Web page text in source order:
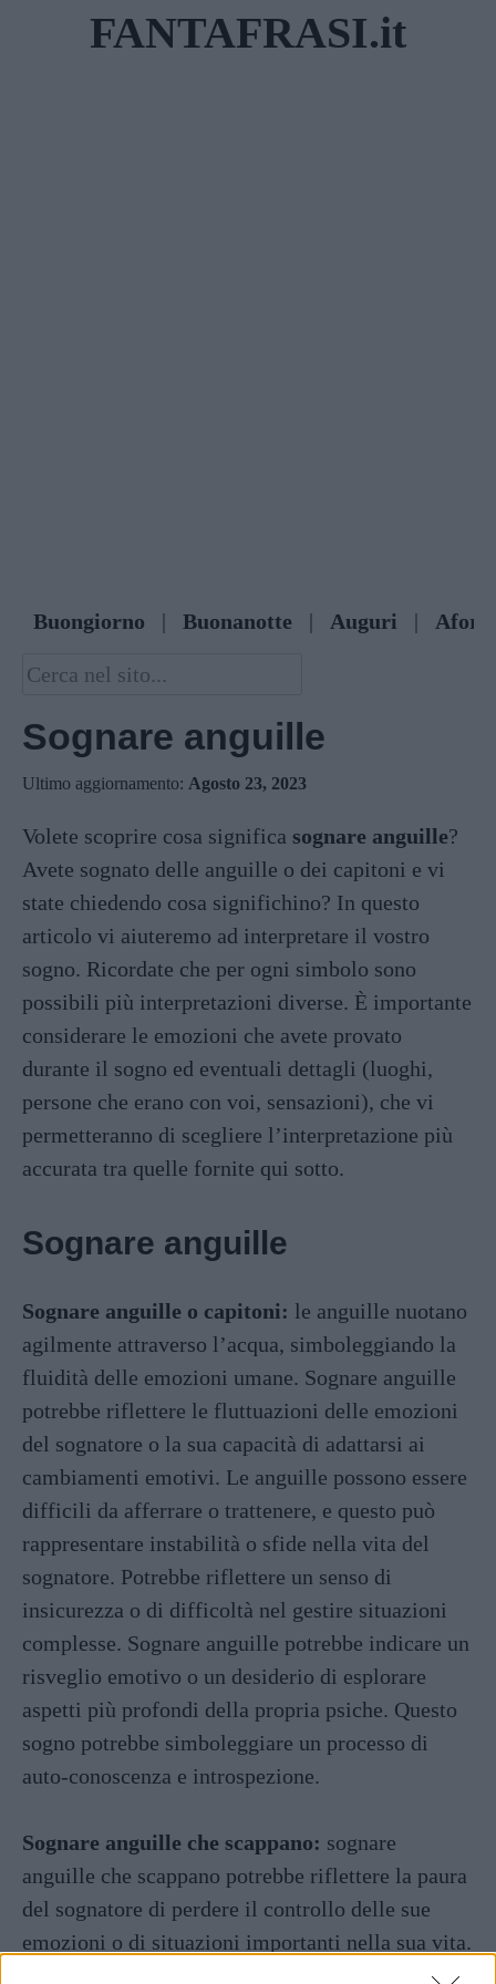
FANTAFRASI.it
Buongiorno | Buonanotte | Auguri |
Sognare anguille
Ultimo aggiornamento: Agosto 23, 2023
Volete scoprire cosa significa sognare anguille?
Avete sognato delle anguille o dei capitoni e vi
state chiedendo cosa significhino? In questo
articolo vi aiuteremo ad interpretare il vostro
sogno. Ricordate che per ogni simbolo sono
possibili più interpretazioni diverse. È importante
considerare le emozioni che avete provato
durante il sogno ed eventuali dettagli (luoghi,
persone che erano con voi, sensazioni), che vi
permetteranno di scegliere l’interpretazione più
accurata tra quelle fornite qui sotto.
Sognare anguille
Sognare anguille o capitoni: le anguille nuotano
agilmente attraverso l’acqua, simboleggiando la
fluidità delle emozioni umane. Sognare anguille
potrebbe riflettere le fluttuazioni delle emozioni
del sognatore o la sua capacità di adattarsi ai
cambiamenti emotivi. Le anguille possono essere
difficili da afferrare o trattenere, e questo può
rappresentare instabilità o sfide nella vita del
sognatore. Potrebbe riflettere un senso di
insicurezza o di difficoltà nel gestire situazioni
complesse. Sognare anguille potrebbe indicare un
risveglio emotivo o un desiderio di esplorare
aspetti più profondi della propria psiche. Questo
sogno potrebbe simboleggiare un processo di
auto-conoscenza e introspezione.
Sognare anguille che scappano: sognare
anguille che scappano potrebbe riflettere la paura
del sognatore di perdere il controllo delle sue
emozioni o di situazioni importanti nella sua vita.
Questo sogno potrebbe suggerire che il sognatore